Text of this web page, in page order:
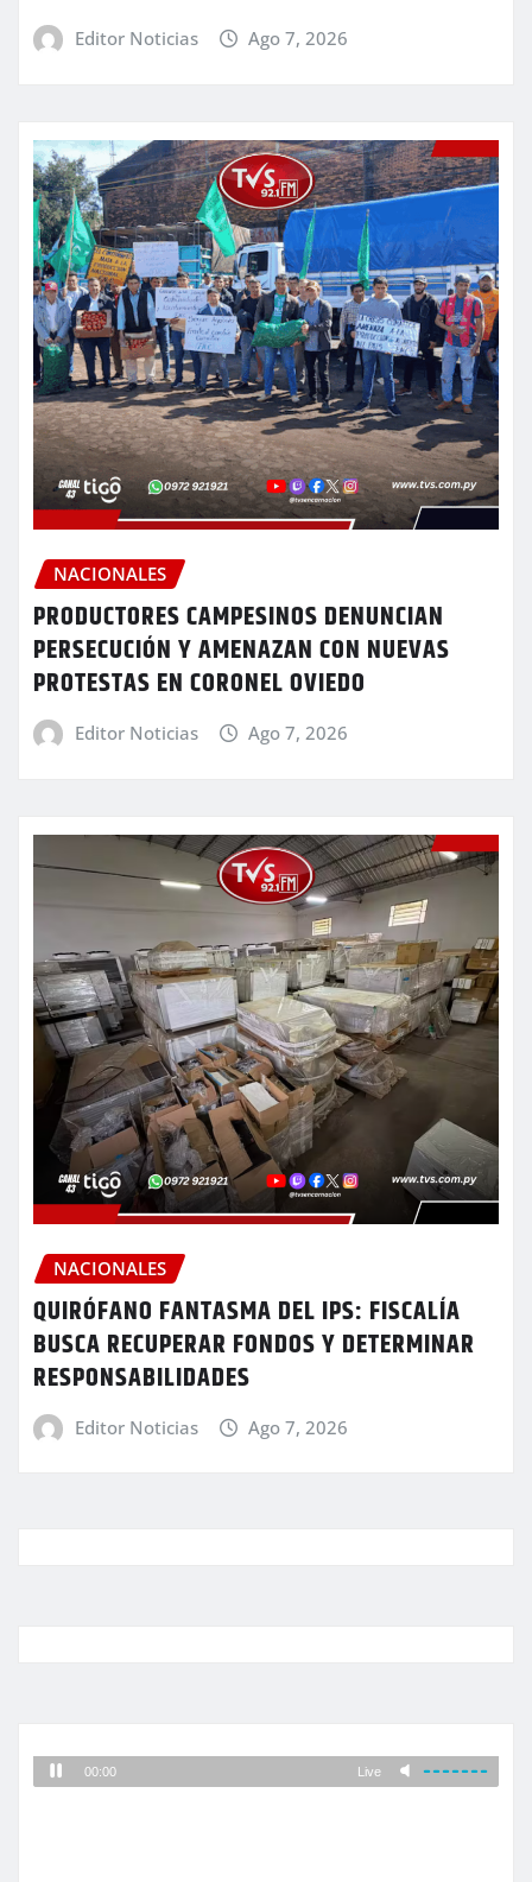
Editor Noticias Ago 7, 2026
NACIONALES
PRODUCTORES CAMPESINOS DENUNCIAN
PERSECUCIÓN Y AMENAZAN CON NUEVAS
PROTESTAS EN CORONEL OVIEDO
Editor Noticias Ago 7, 2026
NACIONALES
QUIRÓFANO FANTASMA DEL IPS: FISCALÍA
BUSCA RECUPERAR FONDOS Y DETERMINAR
RESPONSABILIDADES
Editor Noticias Ago 7, 2026